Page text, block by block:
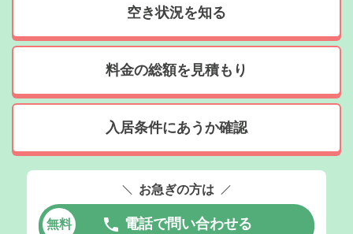
空き状況を知る
料金の総額を見積もり
入居条件にあうか確認
お急ぎの方は
無料 電話で問い合わせる